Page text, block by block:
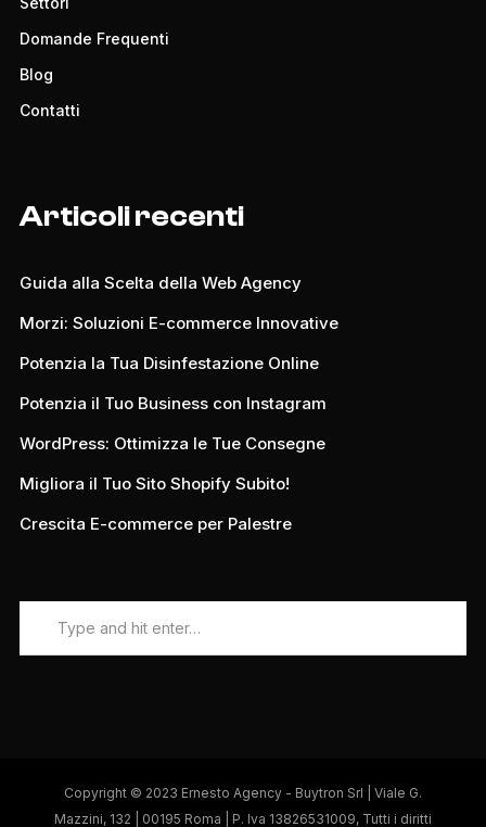
Domande Frequenti
Blog
Contatti
Articoli recenti
Guida alla Scelta della Web Agency
Morzi: Soluzioni E-commerce Innovative
Potenzia la Tua Disinfestazione Online
Potenzia il Tuo Business con Instagram
WordPress: Ottimizza le Tue Consegne
Migliora il Tuo Sito Shopify Subito!
Crescita E-commerce per Palestre
Copyright © 2023 Ernesto Agency - Buytron Srl | Viale G.
Mazzini, 132 | 00195 Roma | P. Iva 13826531009, Tutti i diritti